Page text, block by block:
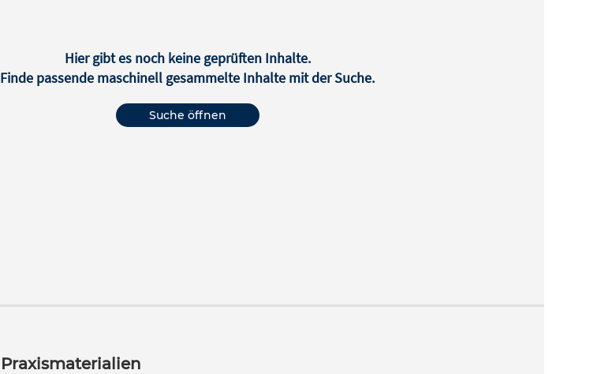
Hier gibt es noch keine geprüften Inhalte.
Finde passende maschinell gesammelte Inhalte mit der Suche.
Suche öffnen
Praxismaterialien